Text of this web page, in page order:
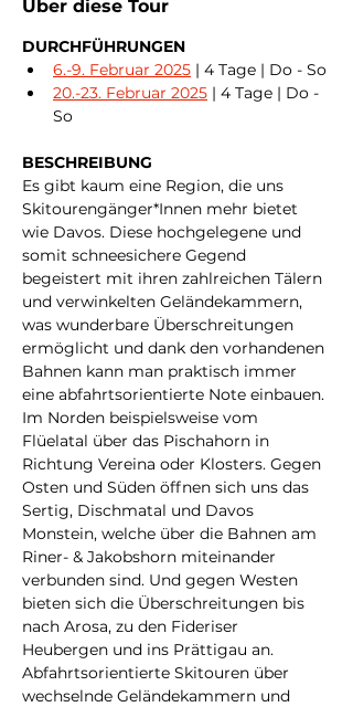
Über diese Tour
DURCHFÜHRUNGEN
6.-9. Februar 2025 | 4 Tage | Do - So
20.-23. Februar 2025 | 4 Tage | Do -
So
BESCHREIBUNG
Es gibt kaum eine Region, die uns
Skitourengänger*Innen mehr bietet
wie Davos. Diese hochgelegene und
somit schneesichere Gegend
begeistert mit ihren zahlreichen Tälern
und verwinkelten Geländekammern,
was wunderbare Überschreitungen
ermöglicht und dank den vorhandenen
Bahnen kann man praktisch immer
eine abfahrtsorientierte Note einbauen.
Im Norden beispielsweise vom
Flüelatal über das Pischahorn in
Richtung Vereina oder Klosters. Gegen
Osten und Süden öffnen sich uns das
Sertig, Dischmatal und Davos
Monstein, welche über die Bahnen am
Riner- & Jakobshorn miteinander
verbunden sind. Und gegen Westen
bieten sich die Überschreitungen bis
nach Arosa, zu den Fideriser
Heubergen und ins Prättigau an.
Abfahrtsorientierte Skitouren über
wechselnde Geländekammern und